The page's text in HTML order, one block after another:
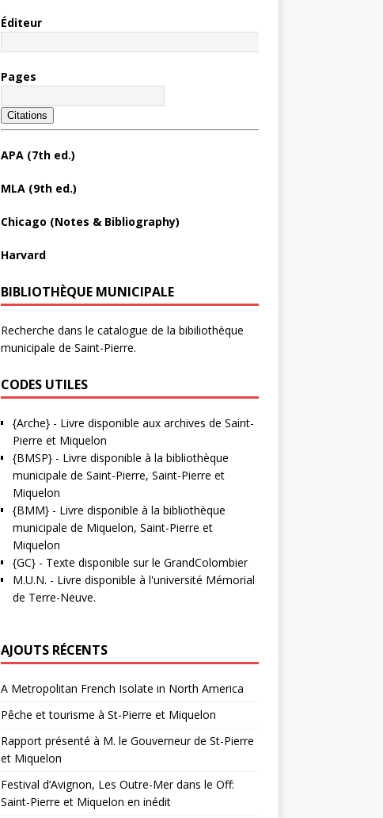
Éditeur
Pages
Citations
APA (7th ed.)
MLA (9th ed.)
Chicago (Notes & Bibliography)
Harvard
BIBLIOTHÈQUE MUNICIPALE
Recherche dans le catalogue de la bibiliothèque
municipale de Saint-Pierre.
CODES UTILES
{Arche}- Livre disponible aux archives de Saint-
Pierre et Miquelon
{BMSP}- Livre disponible à la bibliothèque
municipale de Saint-Pierre, Saint-Pierre et
Miquelon
{BMM}- Livre disponible à la bibliothèque
municipale de Miquelon, Saint-Pierre et
Miquelon
{GC}- Texte disponible sur le GrandColombier
M.U.N. - Livre disponible à l'université Mémorial
de Terre-Neuve.
AJOUTS RÉCENTS
A Metropolitan French Isolate in North America
Pêche et tourisme à St-Pierre et Miquelon
Rapport présenté à M. le Gouverneur de St-Pierre
et Miquelon
Festival d’Avignon, Les Outre-Mer dans le Off:
Saint-Pierre et Miquelon en inédit